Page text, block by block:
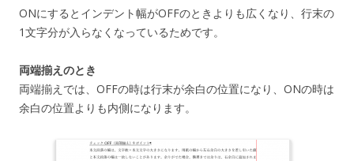
ONにするとインデント幅がOFFのときよりも広くなり、行末の
1文字分が入らなくなっているためです。
両端揃えのとき
両端揃えでは、OFFの時は行末が余白の位置になり、ONの時は
余白の位置よりも内側になります。